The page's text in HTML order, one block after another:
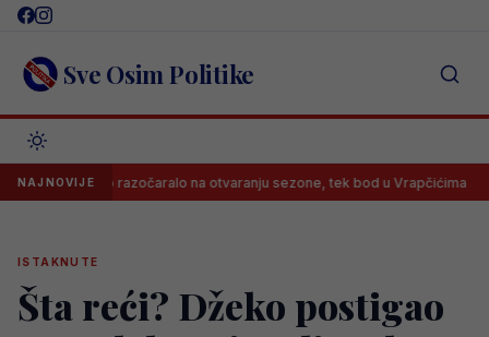
Skip
content Sve Osim Politike
NAJNOVIJE
razočaralo na otvaranju sezone, tek bod u Vrapčićima
ISTAKNUTE
Šta reći? Džeko postigao